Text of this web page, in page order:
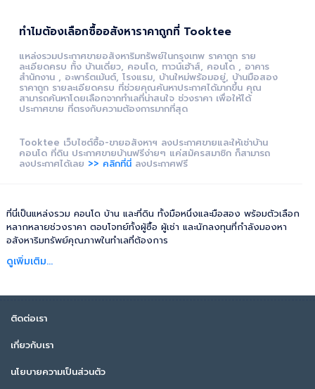
ทำไมต้องเลือกซื้ออสังหาราคาถูกที่ Tooktee
แหล่งรวมประกาศขายอสังหาริมทรัพย์ในกรุงเทพ ราคาถูก ราย
ละเอียดครบ ทั้ง บ้านเดี่ยว, คอนโด, ทาวน์เฮ้าส์, คอนโด , อาคาร
สำนักงาน , อะพาร์ตเม้นต์, โรงแรม, บ้านใหม่พร้อมอยู่, บ้านมือสอง
ราคาถูก รายละเอียดครบ ที่ช่วยคุณค้นหาประกาศได้มากขึ้น คุณ
สามารถค้นหาโดยเลือกจากทำเลที่น่าสนใจ ช่วงราคา เพื่อให้ได้
ประกาศขาย ที่ตรงกับความต้องการมากที่สุด
Tooktee เว็บไซต์ซื้อ-ขายอสังหาฯ ลงประกาศขายและให้เช่าบ้าน
คอนโด ที่ดิน ประกาศขายบ้านฟรีง่ายๆ แค่สมัครสมาชิก ก็สามารถ
ลงประกาศได้เลย >> คลิกที่นี่ ลงประกาศฟรี
ที่นี่เป็นแหล่งรวม คอนโด บ้าน และที่ดิน ทั้งมือหนึ่งและมือสอง พร้อมตัวเลือก
หลากหลายช่วงราคา ตอบโจทย์ทั้งผู้ซื้อ ผู้เช่า และนักลงทุนที่กำลังมองหา
อสังหาริมทรัพย์คุณภาพในทำเลที่ต้องการ
ดูเพิ่มเติม...
ติดต่อเรา
เกี่ยวกับเรา
นโยบายความเป็นส่วนตัว